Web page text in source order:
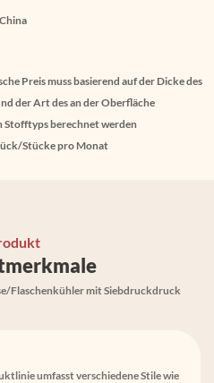
Preis muss basierend auf der Dicke des
der Art des an der Oberfläche
Stofftyps berechnet werden
Stücke pro Monat
Flaschenkühler mit Siebdruckdruck
umfasst verschiedene Stile wie